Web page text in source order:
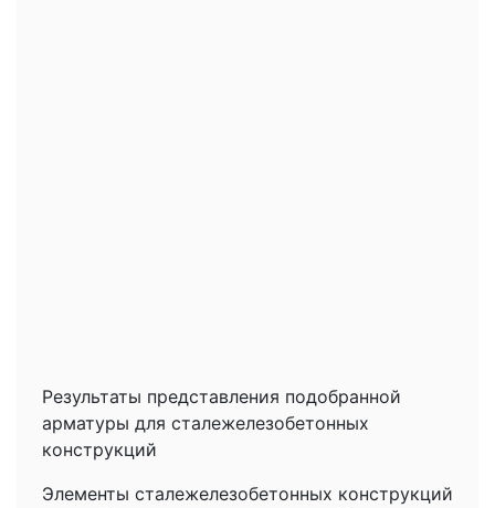
Результаты представления подобранной
арматуры для сталежелезобетонных
конструкций
Элементы сталежелезобетонных конструкций